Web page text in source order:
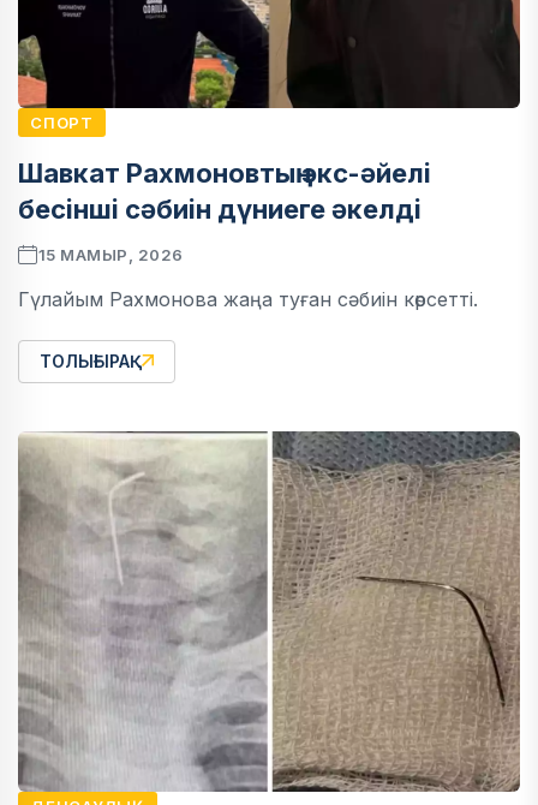
СПОРТ
Шавкат Рахмоновтың экс-әйелі
бесінші сәбиін дүниеге әкелді
15 МАМЫР, 2026
Гүлайым Рахмонова жаңа туған сәбиін көрсетті.
ТОЛЫҒЫРАҚ